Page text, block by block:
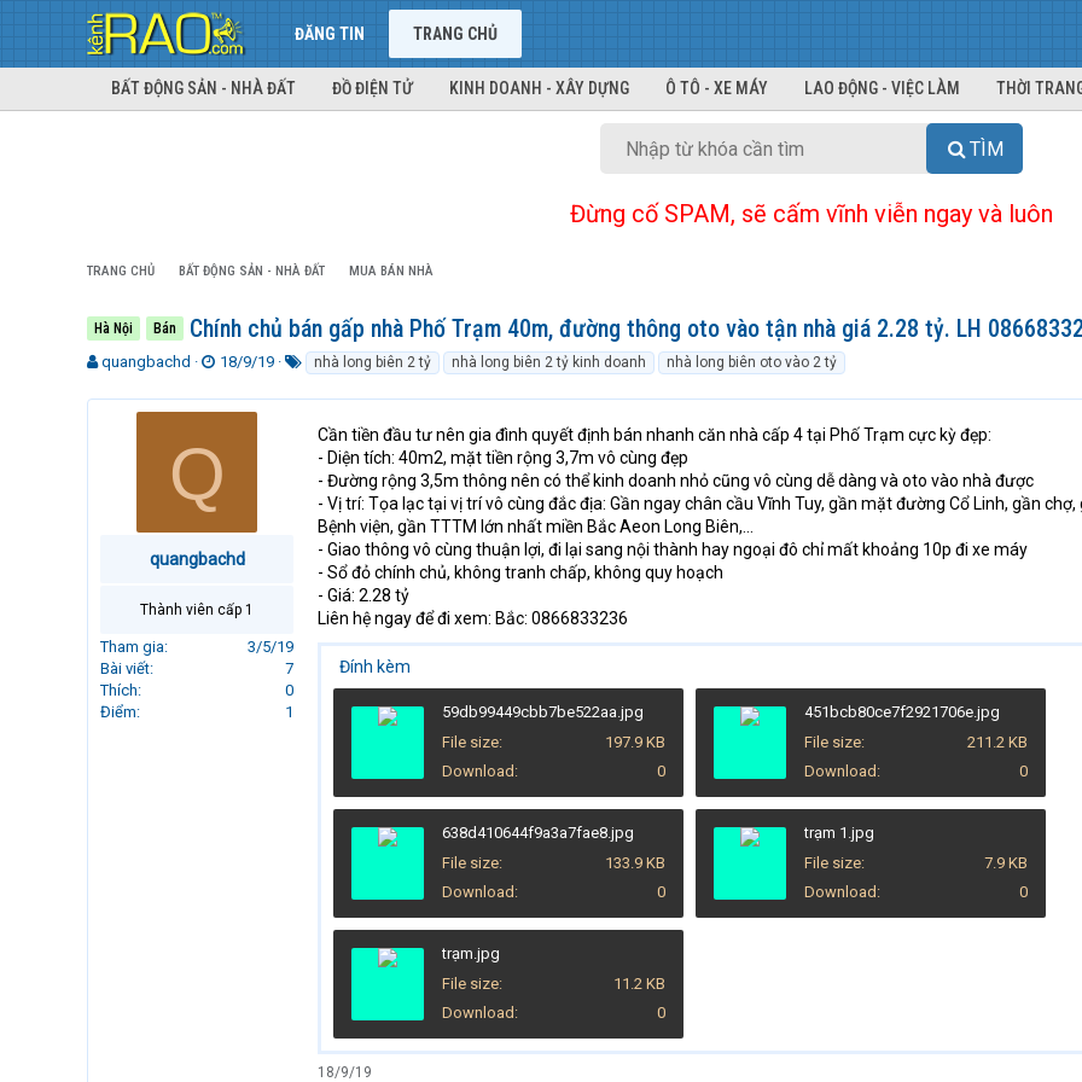
ĐĂNG TIN TRANG CHỦ
BẤT ĐỘNG SẢN - NHÀ ĐẤT ĐỒ ĐIỆN TỬ KINH DOANH - XÂY DỰNG Ô TÔ - XE MÁY LAO ĐỘNG - VIỆC LÀM THỜI
TÌM
Đừng cố SPAM, sẽ cấm vĩnh viễn ngay và luôn
TRANG CHỦ BẤT ĐỘNG SẢN - NHÀ ĐẤT MUA BÁN NHÀ
Hà Nội Bán Chính chủ bán gấp nhà Phố Trạm 40m, đường thông oto vào tận nhà giá 2.28 tỷ. LH
T
r
quangbachd
N
à
ử
i
18/9/19
k
nhà long biên 2 tỷ nhà long biên 2 tỷ kinh doanh nhà long biên oto vào 2 tỷ
Q
quangbachd
Thành viên cấp 1
Tham gia
3/5/19
Bài viết
7
Thích
0
Điểm
1
Cần tiền đầu tư nên gia đình quyết định bán nhanh căn nhà cấp 4 tại Phố Trạm cực kỳ đẹp:
- Diện tích: 40m2, mặt tiền rộng 3,7m vô cùng đẹp
- Đường rộng 3,5m thông nên có thể kinh doanh nhỏ cũng vô cùng dễ dàng và oto vào nhà được
- Vị trí: Tọa lạc tại vị trí vô cùng đắc địa: Gần ngay chân cầu Vĩnh Tuy, gần mặt đường Cổ Linh, gần chợ,
Bệnh viện, gần TTTM lớn nhất miền Bắc Aeon Long Biên,...
- Giao thông vô cùng thuận lợi, đi lại sang nội thành hay ngoại đô chỉ mất khoảng 10p đi xe máy
- Sổ đỏ chính chủ, không tranh chấp, không quy hoạch
- Giá: 2.28 tỷ
Liên hệ ngay để đi xem: Bắc: 0866833236
Đính kèm
59db99449cbb7be522aa.jpg
File size
197.9 KB
Download
0
451bcb80ce7f2921706e.jpg
File size
211.2 KB
Download
0
638d410644f9a3a7fae8.jpg
File size
133.9 KB
Download
0
trạm 1.jpg
File size
7.9 KB
Download
0
trạm.jpg
File size
11.2 KB
Download
0
18/9/19